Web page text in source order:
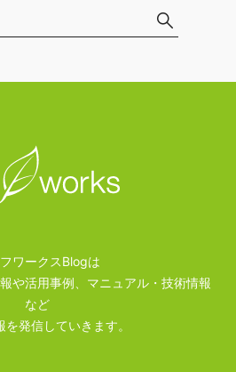
ワークスBlogは
や活用事例、マニュアル・技術情報
など
を発信していきます。